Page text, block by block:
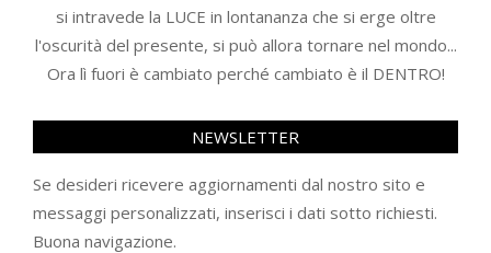
si intravede la LUCE in lontananza che si erge oltre
l'oscurità del presente, si può allora tornare nel mondo...
Ora lì fuori è cambiato perché cambiato è il DENTRO!
NEWSLETTER
Se desideri ricevere aggiornamenti dal nostro sito e
messaggi personalizzati, inserisci i dati sotto richiesti.
Buona navigazione.